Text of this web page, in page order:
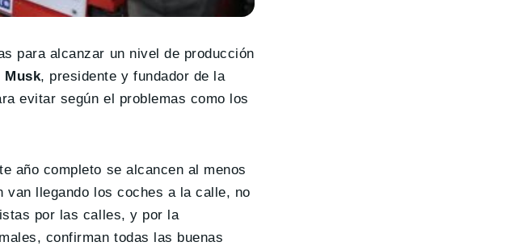
para alcanzar un nivel de producción
Musk, presidente y fundador de la
evitar según el problemas como los
año completo se alcancen al menos
van llegando los coches a la calle, no
por las calles, y por la
confirman todas las buenas